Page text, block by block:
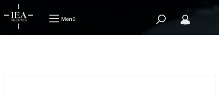
Menü